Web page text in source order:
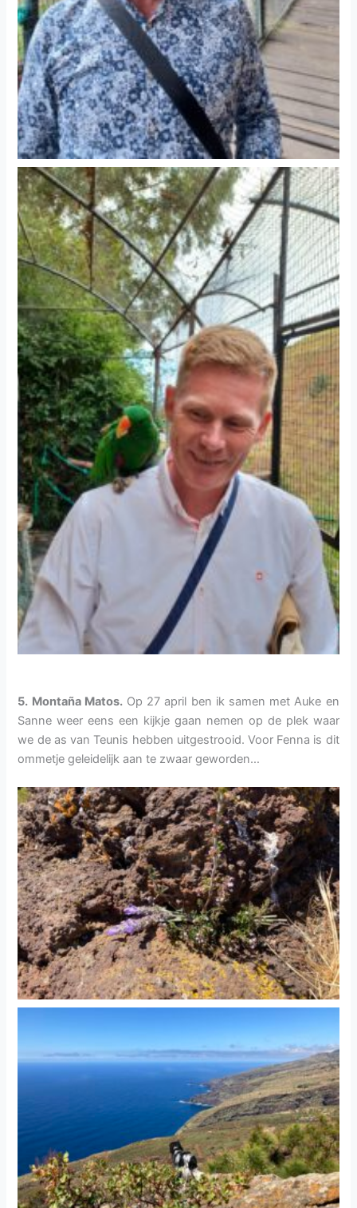
5. Montaña Matos.Op 27 april ben ik samen met Auke en
Sanne weer eens een kijkje gaan nemen op de plek waar
we de as van Teunis hebben uitgestrooid. Voor Fenna is dit
ommetje geleidelijk aan te zwaar geworden…